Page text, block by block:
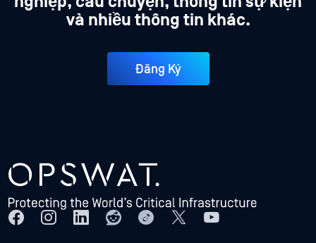
và nhiều thông tin khác.
Đăng Ký